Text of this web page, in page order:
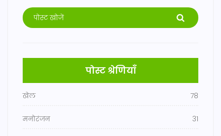
पोस्ट श्रेणियाँ
खेल 78
मनोरंजन 31